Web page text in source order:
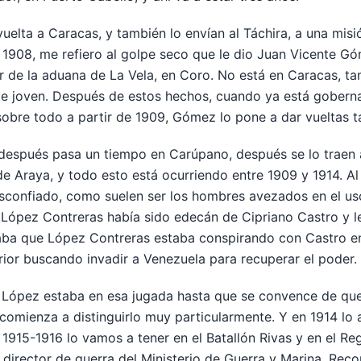
a Caracas, y también lo envían al Táchira, a una
me refiero al golpe seco que le dio Juan Vicente
la aduana de La Vela, en Coro. No está en Caracas,
joven. Después de estos hechos, cuando ya está
todo a partir de 1909, Gómez lo pone a dar vueltas
pasa un tiempo en Carúpano, después se lo
Araya, y todo esto está ocurriendo entre 1909 y 1914.
como suelen ser los hombres avezados en el
Contreras había sido edecán de Cipriano Castro y
que López Contreras estaba conspirando con Castro
buscando invadir a Venezuela para recuperar el poder.
estaba en esa jugada hasta que se convence de
a distinguirlo muy particularmente. Y en 1914 lo
1916 lo vamos a tener en el Batallón Rivas y en el